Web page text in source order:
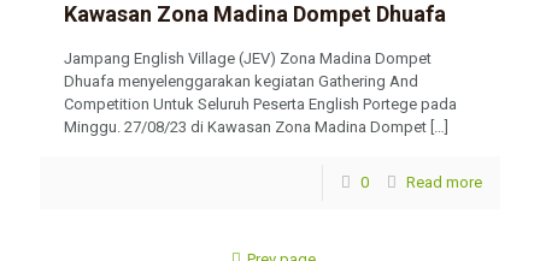
Kawasan Zona Madina Dompet Dhuafa
Jampang English Village (JEV) Zona Madina Dompet
Dhuafa menyelenggarakan kegiatan Gathering And
Competition Untuk Seluruh Peserta English Portege pada
Minggu. 27/08/23 di Kawasan Zona Madina Dompet […]
0 Read more